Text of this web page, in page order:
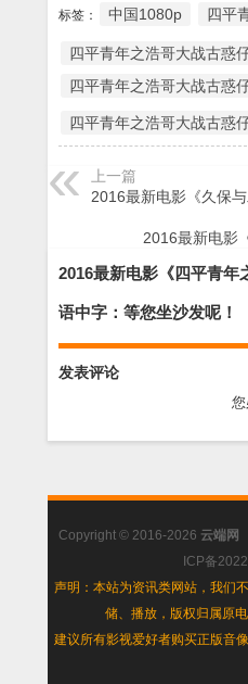
标签： 中国1080p 四平
四平青年之浩哥大战古惑
四平青年之浩哥大战古惑
四平青年之浩哥大战古惑
上一篇
2016最新电影《久保
2016最新电影
2016最新电影《四平青年
语中字：等您坐沙发呢！
发表评论
Copyright © 2016-2026 云端网
ICP备
声明：本站为资讯类网站，我们
储、播放，版权归属原
建议所有影视爱好者购买正版音